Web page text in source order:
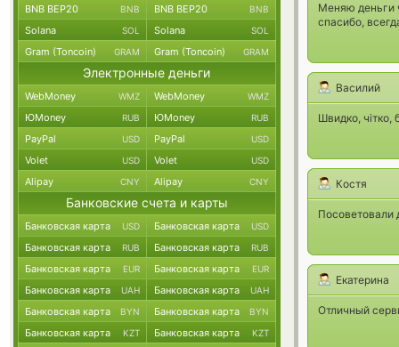
Меняю деньги
спасибо,
Василий
Швидко, чітко,
Костя
Посоветовали
Екатерина
Отличный
BNB BEP20 BNB BNB BEP20 BNB
Solana SOL Solana SOL
Gram (Toncoin) GRAM Gram (Toncoin) GRAM
Электронные деньги
WebMoney WMZ WebMoney WMZ
ЮMoney RUB ЮMoney RUB
PayPal USD PayPal USD
Volet USD Volet USD
Alipay CNY Alipay CNY
Банковские счета и карты
Банковская карта USD Банковская карта USD
Банковская карта RUB Банковская карта RUB
Банковская карта EUR Банковская карта EUR
Банковская карта UAH Банковская карта UAH
Банковская карта BYN Банковская карта BYN
Банковская карта KZT Банковская карта KZT